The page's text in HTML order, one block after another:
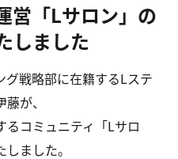
営「Lサロン」の
しました
グ戦略部に在籍するLステ
が、
コミュニティ「Lサロ
ました。